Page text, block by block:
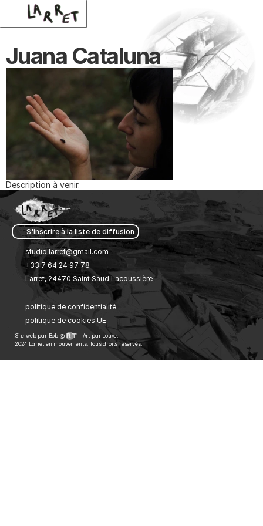
Juana Cataluna
Description à venir.
S'inscrire à la liste de diffusion
studio.larret@gmail.com
+33 7 64 24 97 78
Larret, 24470 Saint Saud Lacoussière
politique de confidentialité
politique de cookies UE
Art par Louve.
Site web par Bob @
2024 Larret en mouvements. Tous droits réservés.